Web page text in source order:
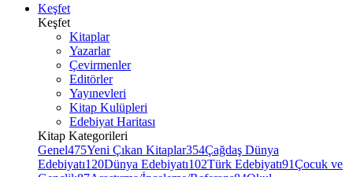
Keşfet
Keşfet
Kitaplar
Yazarlar
Çevirmenler
Editörler
Yayınevleri
Kitap Kulüpleri
Edebiyat Haritası
Kitap Kategorileri
Genel475Yeni Çıkan Kitaplar354Çağdaş Dünya
Edebiyatı120Dünya Edebiyatı102Türk Edebiyatı91Çocuk ve